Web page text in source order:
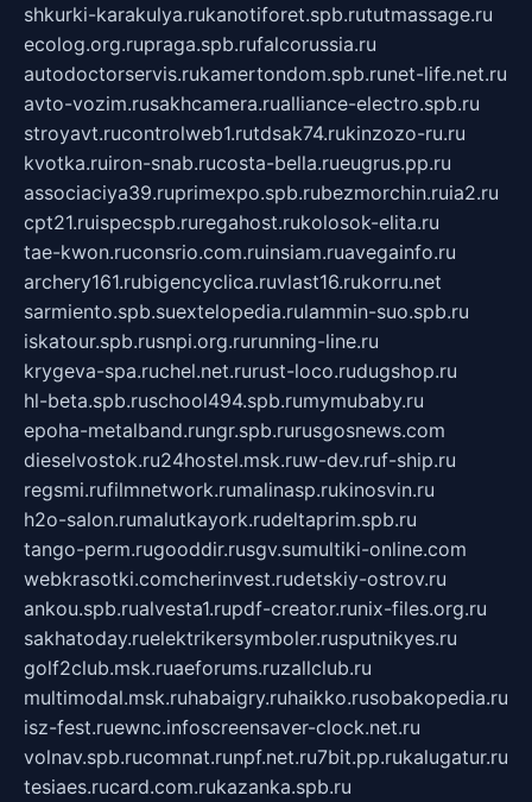
shkurki-karakulya.rukanotiforet.spb.rututmassage.ru
ecolog.org.rupraga.spb.rufalcorussia.ru
autodoctorservis.rukamertondom.spb.runet-life.net.ru
avto-vozim.rusakhcamera.rualliance-electro.spb.ru
stroyavt.rucontrolweb1.rutdsak74.rukinzozo-ru.ru
kvotka.ruiron-snab.rucosta-bella.rueugrus.pp.ru
associaciya39.ruprimexpo.spb.rubezmorchin.ruia2.ru
cpt21.ruispecspb.ruregahost.rukolosok-elita.ru
tae-kwon.ruconsrio.com.ruinsiam.ruavegainfo.ru
archery161.rubigencyclica.ruvlast16.rukorru.net
sarmiento.spb.suextelopedia.rulammin-suo.spb.ru
iskatour.spb.rusnpi.org.rurunning-line.ru
krygeva-spa.ruchel.net.rurust-loco.rudugshop.ru
hl-beta.spb.ruschool494.spb.rumymubaby.ru
epoha-metalband.rungr.spb.rurusgosnews.com
dieselvostok.ru24hostel.msk.ruw-dev.ruf-ship.ru
regsmi.rufilmnetwork.rumalinasp.rukinosvin.ru
h2o-salon.rumalutkayork.rudeltaprim.spb.ru
tango-perm.rugooddir.rusgv.sumultiki-online.com
webkrasotki.comcherinvest.rudetskiy-ostrov.ru
ankou.spb.rualvesta1.rupdf-creator.runix-files.org.ru
sakhatoday.ruelektrikersymboler.rusputnikyes.ru
golf2club.msk.ruaeforums.ruzallclub.ru
multimodal.msk.ruhabaigry.ruhaikko.rusobakopedia.ru
isz-fest.ruewnc.infoscreensaver-clock.net.ru
volnav.spb.rucomnat.runpf.net.ru7bit.pp.rukalugatur.ru
tesiaes.rucard.com.rukazanka.spb.ru